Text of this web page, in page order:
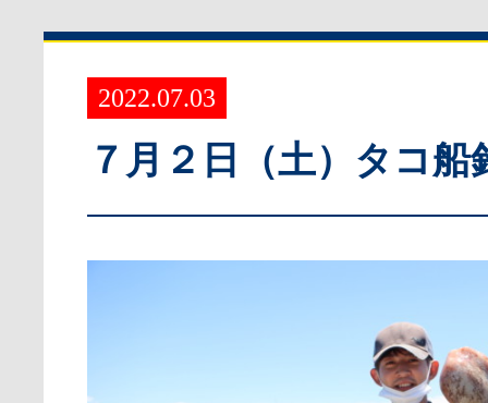
2022.07.03
７月２日（土）タコ船